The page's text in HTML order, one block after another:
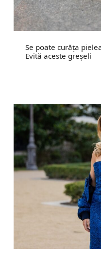
Se poate curăța
Evită aceste greșeli